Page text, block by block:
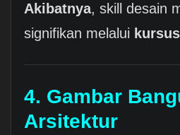
Akibatnya, skill desain
signifikan melalui kursus
4. Gambar
Arsitektur